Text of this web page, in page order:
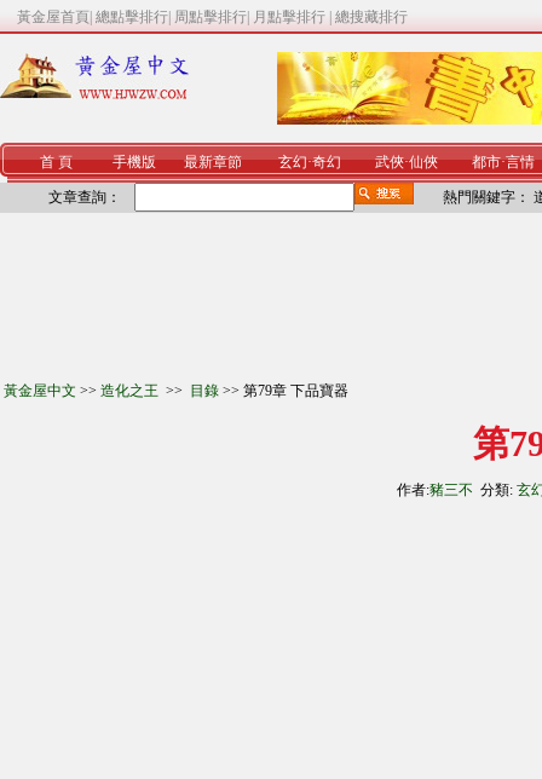
黃金屋首頁 總點擊排行 周點擊排行 月點擊排行 總搜藏排行
首 頁 手機版 最新章節 玄幻·奇幻 武俠·仙俠 都市·言情
文章查詢： 熱門關鍵字：
黃金屋中文 >> 造化之王 >> 目錄 >> 第79章 下品寶器
第
作者:豬三不 分類: 玄